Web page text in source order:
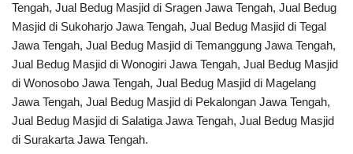
Tengah, Jual Bedug Masjid di Sragen Jawa Tengah, Jual Bedug
Masjid di Sukoharjo Jawa Tengah, Jual Bedug Masjid di Tegal
Jawa Tengah, Jual Bedug Masjid di Temanggung Jawa Tengah,
Jual Bedug Masjid di Wonogiri Jawa Tengah, Jual Bedug Masjid
di Wonosobo Jawa Tengah, Jual Bedug Masjid di Magelang
Jawa Tengah, Jual Bedug Masjid di Pekalongan Jawa Tengah,
Jual Bedug Masjid di Salatiga Jawa Tengah, Jual Bedug Masjid
di Surakarta Jawa Tengah.